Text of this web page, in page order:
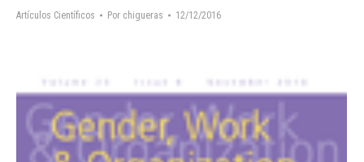
Artículos Científicos Por chigueras 12/12/2016